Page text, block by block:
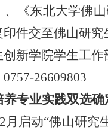
、《东北大学佛
件交至佛山研究
新学院学生工
26609803
养专业实践双选
月启动“佛山研